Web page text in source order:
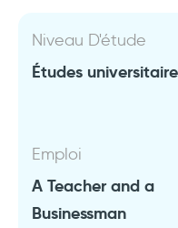
Niveau D'étude
Études
Emploi
A Teacher and a
Businessman